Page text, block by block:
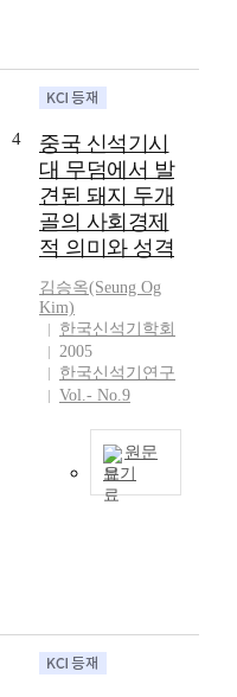
·화
새
4
중국 신석기시
대 무덤에서 발
견된 돼지 두개
골의 사회경제
적 의미와 성격
김승옥(Seung Og
Kim)
한국신석기학회
2005
한국신석기연구
Vol.- No.9
원문
보기